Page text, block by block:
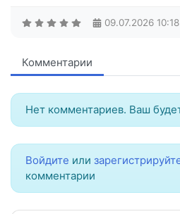
09.07.2026 10:18
Комментарии
Нет комментариев. Ваш
Войдите или
комментарии